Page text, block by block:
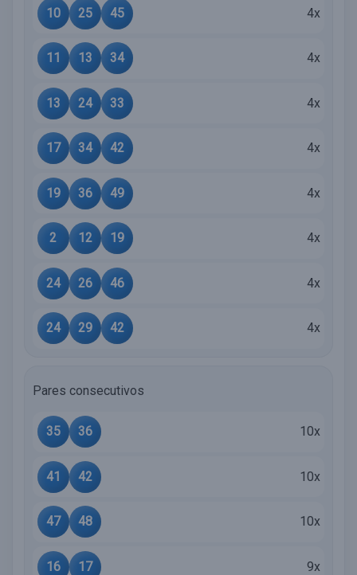
10 25 45 4x
11 13 34 4x
13 24 33 4x
17 34 42 4x
19 36 49 4x
2 12 19 4x
24 26 46 4x
24 29 42 4x
Pares consecutivos
35 36 10x
41 42 10x
47 48 10x
16 17 9x